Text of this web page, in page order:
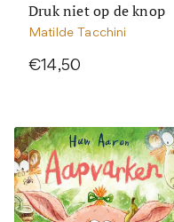
Druk niet op de knop
Matilde Tacchini
€14,50